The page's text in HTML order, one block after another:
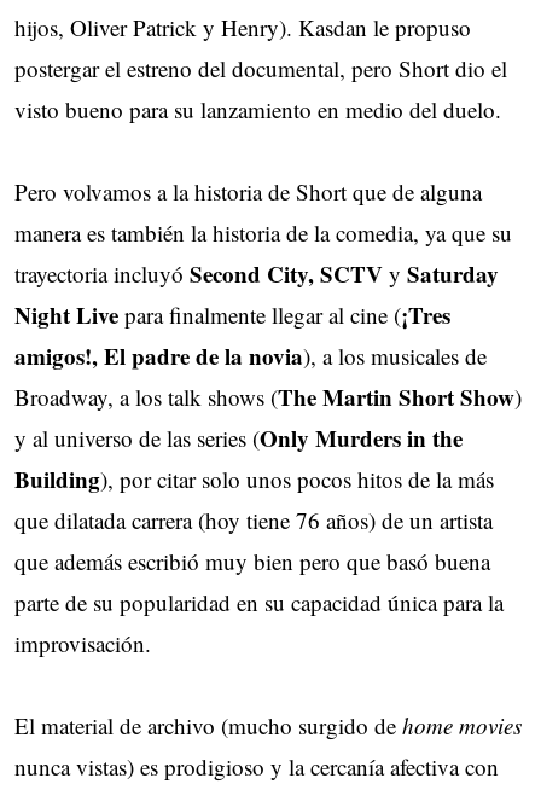
hijos, Oliver Patrick y Henry). Kasdan le propuso
postergar el estreno del documental, pero Short dio el
visto bueno para su lanzamiento en medio del duelo.
Pero volvamos a la historia de Short que de alguna
manera es también la historia de la comedia, ya que su
trayectoria incluyó Second City, SCTV y Saturday
Night Live para finalmente llegar al cine (¡Tres
amigos!, El padre de la novia), a los musicales de
Broadway, a los talk shows (The Martin Short Show)
y al universo de las series (Only Murders in the
Building), por citar solo unos pocos hitos de la más
que dilatada carrera (hoy tiene 76 años) de un artista
que además escribió muy bien pero que basó buena
parte de su popularidad en su capacidad única para la
improvisación.
El material de archivo (mucho surgido de home movies
nunca vistas) es prodigioso y la cercanía afectiva con